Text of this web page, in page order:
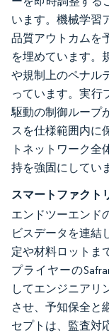
います。機械学習
品質アウトカムを
を埋めています。
や規制上のペナル
っています。実行
駆動の制御ループ
スを仕様範囲内に
トネットワーク全
持を強固にしてい
スマートファクト
エンドツーエンド
ビスデータを連結
定や材料ロットま
プライヤーの
してエンジニアリ
させ、予知保全と
セプトは、監査対